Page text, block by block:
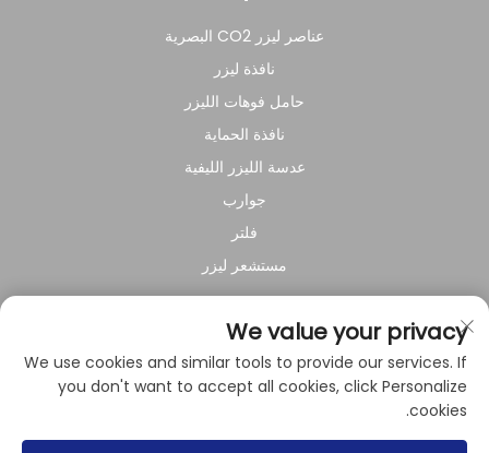
عناصر ليزر CO2 البصرية
نافذة ليزر
حامل فوهات الليزر
نافذة الحماية
عدسة الليزر الليفية
جوارب
فلتر
مستشعر ليزر
عن الشركة
سياسة الخصوصية
We value your privacy
We use cookies and similar tools to provide our services. If
you don't want to accept all cookies, click Personalize
cookies.